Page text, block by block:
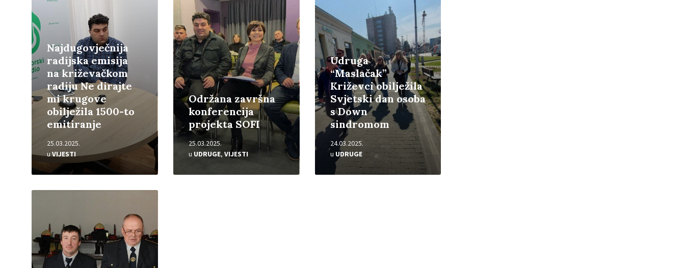
Najdugovječnija
radijska emisija
na križevačkom
radiju Ne dirajte
mi krugove
obilježila 1500-to
emitiranje
25.03.2025.
u VIJESTI
Održana završna
konferencija
projekta SOFI
25.03.2025.
u UDRUGE, VIJESTI
Udruga
“Maslačak”
Križevci obilježila
Svjetski dan osoba
s Down
sindromom
24.03.2025.
u UDRUGE
Pročitajte